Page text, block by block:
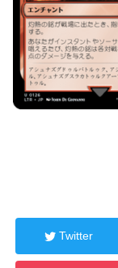
Twitter